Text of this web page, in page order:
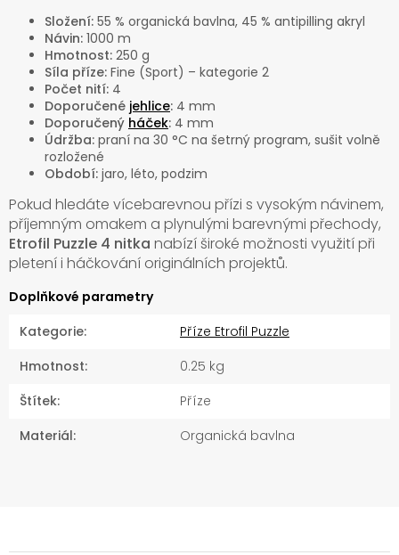
Složení: 55 % organická bavlna, 45 % antipilling akryl
Návin: 1000 m
Hmotnost: 250 g
Síla příze: Fine (Sport) – kategorie 2
Počet nití: 4
Doporučené jehlice: 4 mm
Doporučený háček: 4 mm
Údržba: praní na 30 °C na šetrný program, sušit volně
rozložené
Období: jaro, léto, podzim
Pokud hledáte vícebarevnou přízi s vysokým návinem,
příjemným omakem a plynulými barevnými přechody,
Etrofil Puzzle 4 nitka nabízí široké možnosti využití při
pletení i háčkování originálních projektů.
Doplňkové parametry
Kategorie:
Příze Etrofil Puzzle
Hmotnost:
0.25 kg
Štítek:
Příze
Materiál: Organická bavlna